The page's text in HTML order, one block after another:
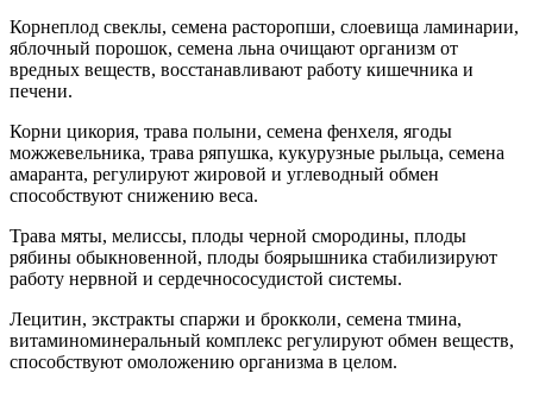
Корнеплод свеклы, семена расторопши, слоевища ламинарии,
яблочный порошок, семена льна очищают организм от
вредных веществ, восстанавливают работу кишечника и
печени.
Корни цикория, трава полыни, семена фенхеля, ягоды
можжевельника, трава ряпушка, кукурузные рыльца, семена
амаранта, регулируют жировой и углеводный обмен
способствуют снижению веса.
Трава мяты, мелиссы, плоды черной смородины, плоды
рябины обыкновенной, плоды боярышника стабилизируют
работу нервной и сердечнососудистой системы.
Лецитин, экстракты спаржи и брокколи, семена тмина,
витаминоминеральный комплекс регулируют обмен веществ,
способствуют омоложению организма в целом.